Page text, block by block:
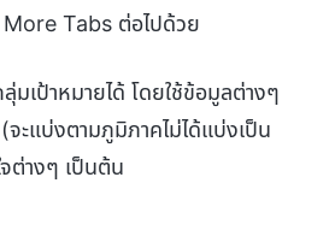
Tabs ต่อไปด้วย
มเป้าหมายได้ โดยใช้ข้อมูลต่างๆ
ะแบ่งตามภูมิภาคไม่ได้แบ่งเป็น
ต่างๆ เป็นต้น